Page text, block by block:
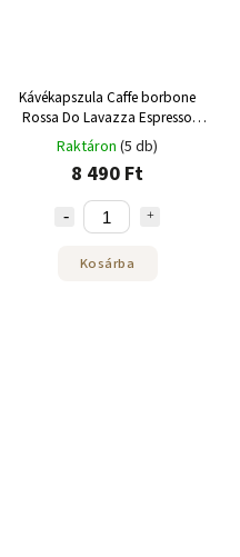
Kávékapszula Caffe borbone
Rossa Do Lavazza Espresso
Point 100 db
Raktáron (5 db)
8 490 Ft
Kosárba